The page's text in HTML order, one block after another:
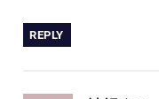
REPLY